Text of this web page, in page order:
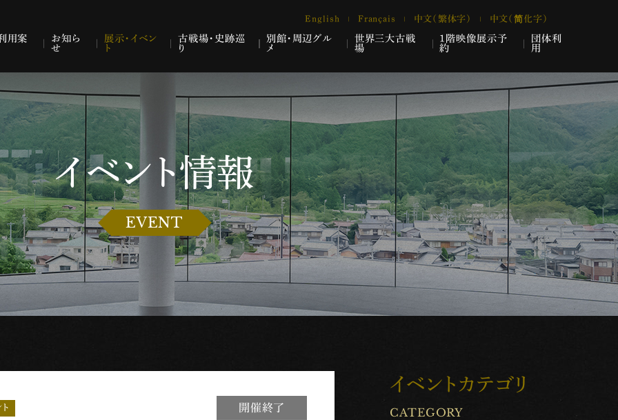
English Français 中文（繁体字） 中文（简化字）
用案 お知ら
せ
展示・イベン
ト
古戦場・史跡巡
り
別館・周辺グル
メ
世界三大古戦
場
1階映像展示予
約
団体利
用
イベント情報
EVENT
開催終了
イベントカテゴリ
CATEGORY